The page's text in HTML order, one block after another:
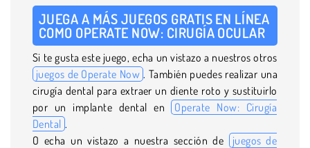
JUEGA A MÁS JUEGOS GRATIS EN LÍNEA
COMO OPERATE NOW: CIRUGÍA OCULAR
Si te gusta este juego, echa un vistazo a nuestros otros
juegos de Operate Now . También puedes realizar una
cirugía dental para extraer un diente roto y sustituirlo
por un implante dental en Operate Now: Cirugía
Dental .
O echa un vistazo a nuestra sección de
juegos de